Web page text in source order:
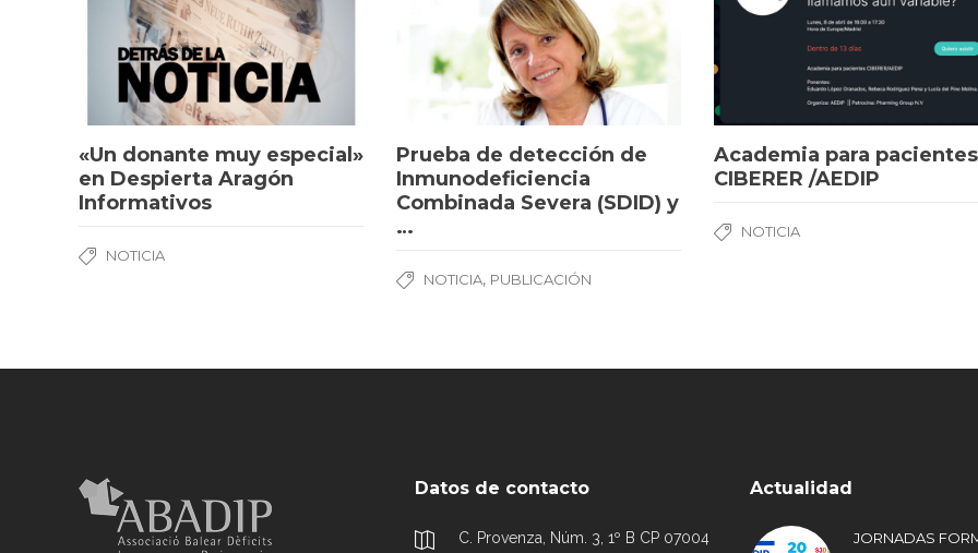
«Un donante muy especial»
en Despierta Aragón
Informativos
NOTICIA
Prueba de detección de
Inmunodeficiencia
Combinada Severa (SDID) y
…
NOTICIA, PUBLICACIÓN
Academia para pacientes
CIBERER /AEDIP
NOTICIA
Datos de contacto
C. Provenza, Núm. 3, 1º B CP 07004
Actualidad
JORNADAS